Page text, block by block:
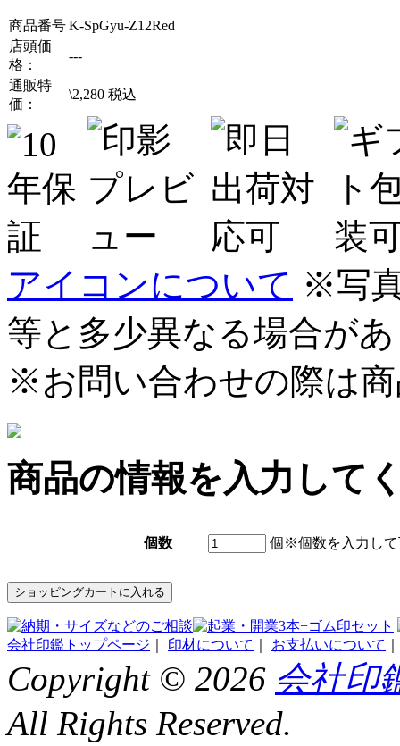
商品番号K-SpGyu-Z12Red
店頭価
格：
---
通販特
価：
\2,280 税込
アイコンについて ※写
等と多少異なる場合が
※お問い合わせの際は
商品の情報を入力して
個数 個※個数を入力し
会社印鑑トップページ 印材について お支払いについて
Copyright © 2026 会社印
All Rights Reserved.